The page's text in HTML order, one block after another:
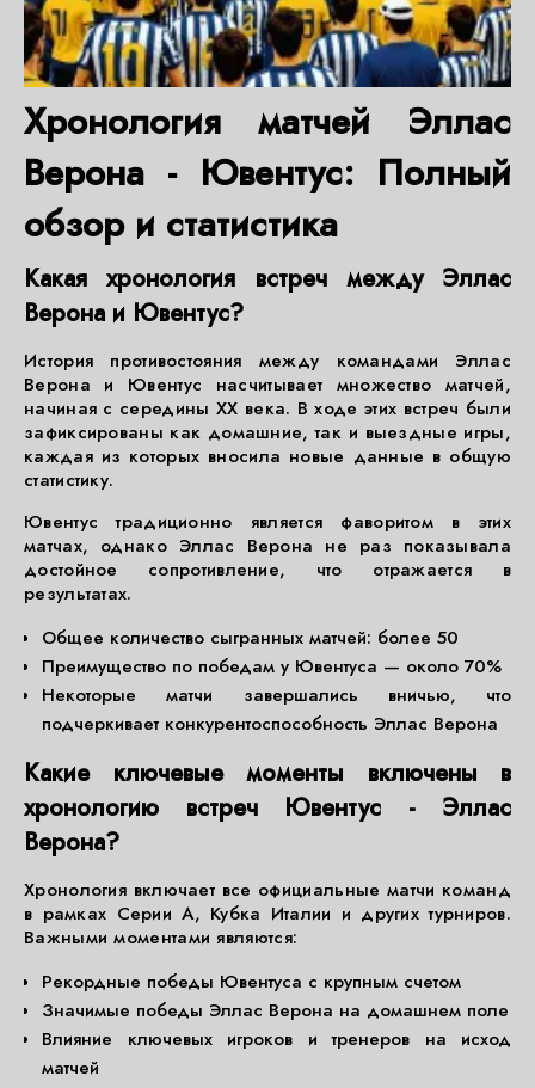
Хронология матчей Эллас
Верона - Ювентус: Полный
обзор и статистика
Какая хронология встреч между Эллас
Верона и Ювентус?
История противостояния между командами Эллас
Верона и Ювентус насчитывает множество матчей,
начиная с середины XX века. В ходе этих встреч были
зафиксированы как домашние, так и выездные игры,
каждая из которых вносила новые данные в общую
статистику.
Ювентус традиционно является фаворитом в этих
матчах, однако Эллас Верона не раз показывала
достойное сопротивление, что отражается в
результатах.
Общее количество сыгранных матчей: более 50
Преимущество по победам у Ювентуса — около 70%
Некоторые матчи завершались вничью, что
подчеркивает конкурентоспособность Эллас Верона
Какие ключевые моменты включены в
хронологию встреч Ювентус - Эллас
Верона?
Хронология включает все официальные матчи команд
в рамках Серии А, Кубка Италии и других турниров.
Важными моментами являются:
Рекордные победы Ювентуса с крупным счетом
Значимые победы Эллас Верона на домашнем поле
Влияние ключевых игроков и тренеров на исход
матчей